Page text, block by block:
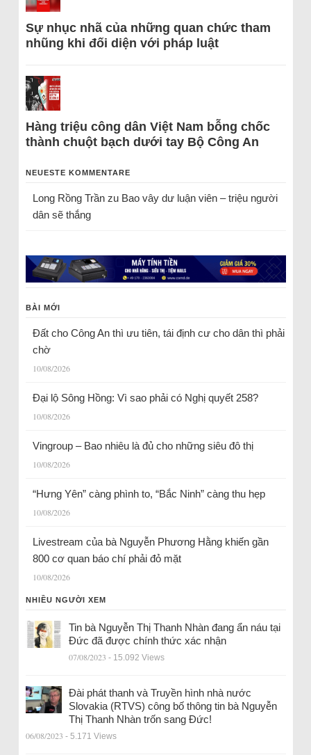
Sự nhục nhã của những quan chức tham
nhũng khi đối diện với pháp luật
Hàng triệu công dân Việt Nam bỗng chốc
thành chuột bạch dưới tay Bộ Công An
NEUESTE KOMMENTARE
Long Rồng Trầnzu Bao vây dư luận viên – triệu người
dân sẽ thắng
BÀI MỚI
Đất cho Công An thì ưu tiên, tái định cư cho dân thì phải
chờ
10/08/2026
Đại lộ Sông Hồng: Vì sao phải có Nghị quyết 258?
10/08/2026
Vingroup – Bao nhiêu là đủ cho những siêu đô thị
10/08/2026
“Hưng Yên” càng phình to, “Bắc Ninh” càng thu hẹp
10/08/2026
Livestream của bà Nguyễn Phương Hằng khiến gần
800 cơ quan báo chí phải đỏ mặt
10/08/2026
NHIỀU NGƯỜI XEM
Tin bà Nguyễn Thị Thanh Nhàn đang ẩn náu tại
Đức đã được chính thức xác nhận
07/08/2023 - 15.092 Views
Đài phát thanh và Truyền hình nhà nước
Slovakia (RTVS) công bố thông tin bà Nguyễn
Thị Thanh Nhàn trốn sang Đức!
06/08/2023 - 5.171 Views